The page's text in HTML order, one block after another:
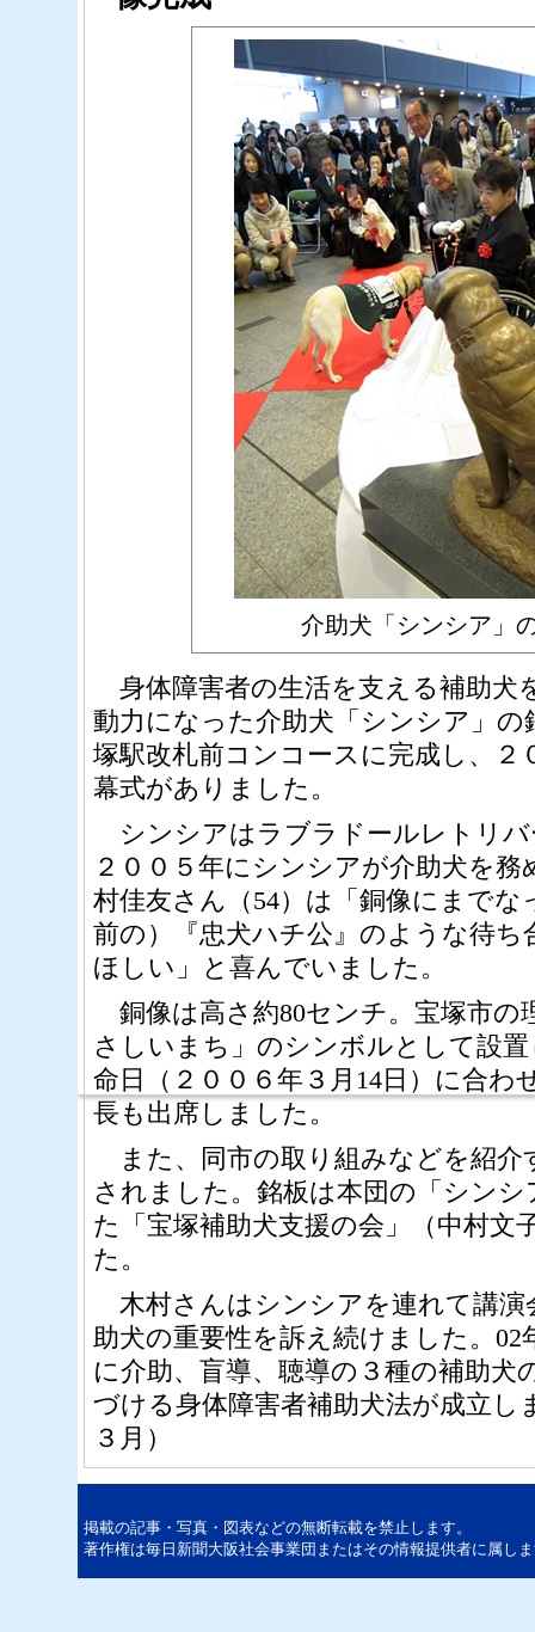
介助犬「シンシア」
身体障害者の生活を支える補助犬
動力になった介助犬「シンシア」の
塚駅改札前コンコースに完成し、２
幕式がありました。
シンシアはラブラドールレトリバ
２００５年にシンシアが介助犬を務
村佳友さん（54）は「銅像にまでな
前の）『忠犬ハチ公』のような待
ほしい」と喜んでいました。
銅像は高さ約80センチ。宝塚市の
さしいまち」のシンボルとして設
命日（２００６年３月14日）に合わ
長も出席しました。
また、同市の取り組みなどを紹介
されました。銘板は本団の「シン
た「宝塚補助犬支援の会」（中村文
た。
木村さんはシンシアを連れて講演
助犬の重要性を訴え続けました。02
に介助、盲導、聴導の３種の補助犬
づける身体障害者補助犬法が成立し
３月）
掲載の記事・写真・図表などの無断転載を禁止します。
著作権は毎日新聞大阪社会事業団またはその情報提供者に属し